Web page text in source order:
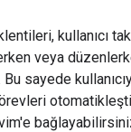
kullanıcı
veya
sayede